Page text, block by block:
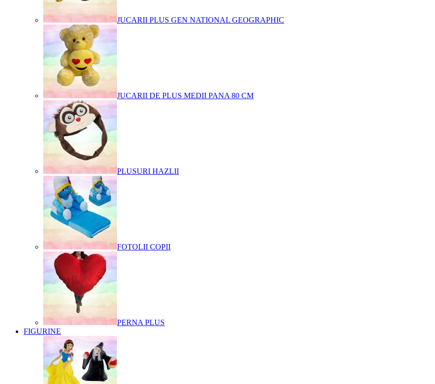
JUCARII PLUS GEN NATIONAL GEOGRAPHIC
JUCARII DE PLUS MEDII PANA 80 CM
PLUSURI HAZLII
FOTOLII COPII
PERNA PLUS
FIGURINE